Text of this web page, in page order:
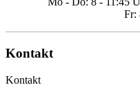
Fr:
Kontakt
Kontakt